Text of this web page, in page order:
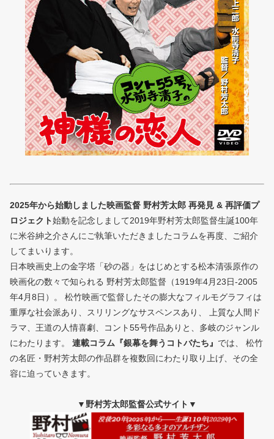
2025年から始動しました映画監督 野村芳太郎 再発見 & 再評価プ
ロジェクト始動を記念しまして2019年野村芳太郎監督生誕100年
に米谷紳之介さんにご執筆いただきましたコラムを再度、ご紹介
してまいります。
日本映画史上の金字塔「砂の器」をはじめとする松本清張原作の
映画化の数々で知られる 野村芳太郎監督（1919年4月23日-2005
年4月8日）。 松竹映画で監督したその膨大なフィルモグラフィは
重厚な社会派あり、スリリングなサスペンスあり、 上質な人間ド
ラマ、王道の人情喜劇、コント55号作品ありと、多岐のジャンル
にわたります。 連載コラム『銀幕を舞うコトバたち』 では、 松竹
の名匠・野村芳太郎の作品群を複数回にわたり取り上げ、その全
容に迫っていきます。
▼野村芳太郎監督公式サイト▼